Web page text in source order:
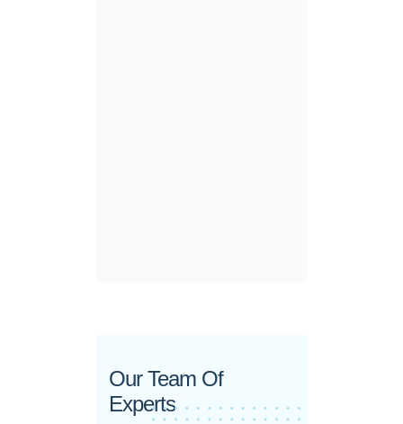
Our Team Of
Experts